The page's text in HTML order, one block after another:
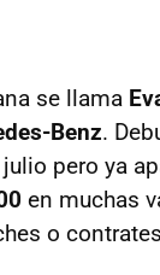
se llama
Benz.
pero ya
en muchas
o